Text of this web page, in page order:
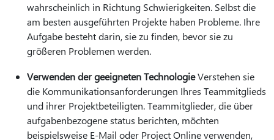
wahrscheinlich in Richtung Schwierigkeiten. Selbst die
am besten ausgeführten Projekte haben Probleme. Ihre
Aufgabe besteht darin, sie zu finden, bevor sie zu
größeren Problemen werden.
Verwenden der geeigneten TechnologieVerstehen sie
die Kommunikationsanforderungen Ihres Teammitglieds
und ihrer Projektbeteiligten. Teammitglieder, die über
aufgabenbezogene status berichten, möchten
beispielsweise E-Mail oder Project Online verwenden,